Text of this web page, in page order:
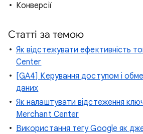
Конверсії
Статті за темою
Як відстежувати ефективність
Center
[GA4] Керування доступом і
даних
Як налаштувати відстеження
Merchant Center
Використання тегу Google як